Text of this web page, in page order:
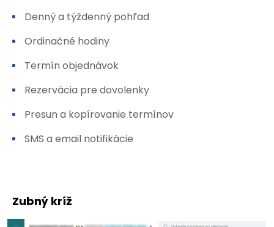
Denný a týždenný pohľad
Ordinačné hodiny
Termín objednávok
Rezervácia pre dovolenky
Presun a kopírovanie termínov
SMS a email notifikácie
Zubný kríž